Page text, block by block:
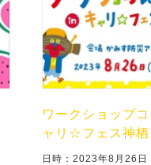
ワークショップ
ャリ☆フェス神
日時：2023年8月26日